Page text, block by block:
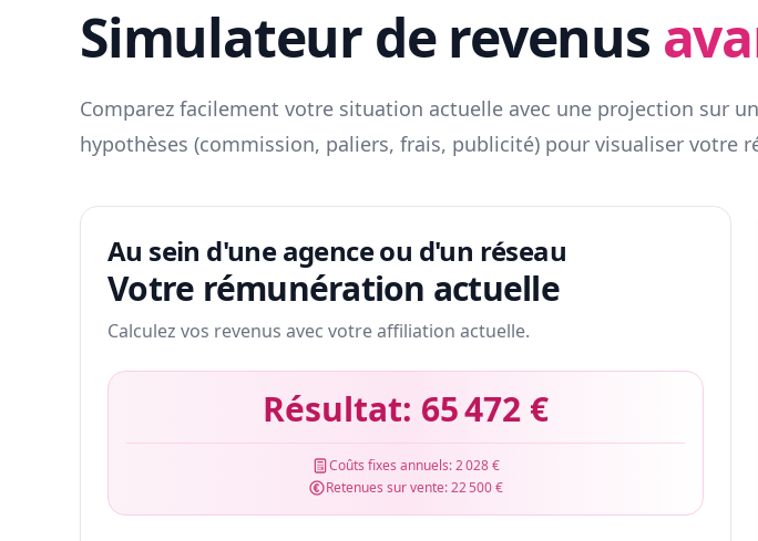
Simulateur de revenus
Comparez facilement votre situation actuelle avec une projection sur
hypothèses (commission, paliers, frais, publicité) pour visualiser votre
Au sein d'une agence ou d'un réseau
Votre rémunération actuelle
Calculez vos revenus avec votre affiliation actuelle.
Résultat: 65 472 €
Coûts fixes annuels:2 028 €
Retenues sur vente:22 500 €